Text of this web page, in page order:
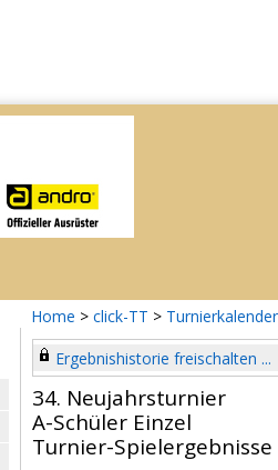
Home > click-TT > Turnierkalender
Ergebnishistorie freischalten ...
34. Neujahrsturnier
A-Schüler Einzel
Turnier-Spielergebnisse